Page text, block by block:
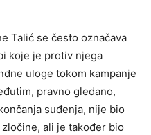
Talić se često označava
koje je protiv njega
uloge tokom kampanje
pravno gledano,
suđenja, nije bio
ali je također bio